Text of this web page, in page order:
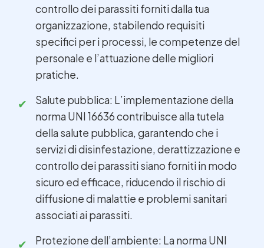
controllo dei parassiti forniti dalla tua
organizzazione, stabilendo requisiti
specifici per i processi, le competenze del
personale e l’attuazione delle migliori
pratiche.
Salute pubblica: L’implementazione della
norma UNI 16636 contribuisce alla tutela
della salute pubblica, garantendo che i
servizi di disinfestazione, derattizzazione e
controllo dei parassiti siano forniti in modo
sicuro ed efficace, riducendo il rischio di
diffusione di malattie e problemi sanitari
associati ai parassiti.
Protezione dell’ambiente: La norma UNI